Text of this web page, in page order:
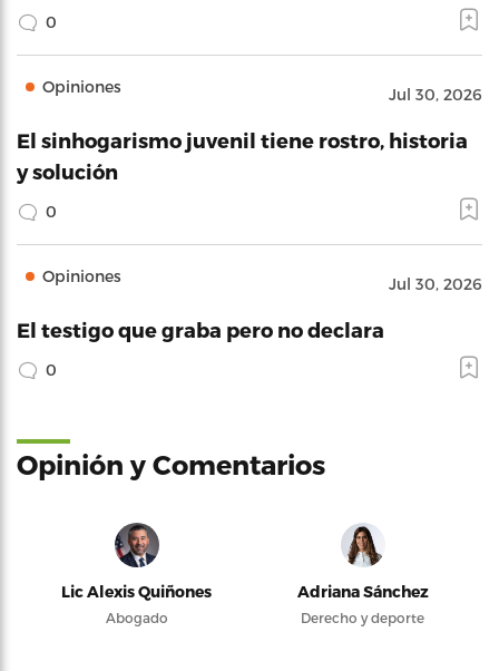
0
Opiniones Jul 30, 2026
El sinhogarismo juvenil tiene rostro, historia
y solución
0
Opiniones Jul 30, 2026
El testigo que graba pero no declara
0
Opinión y Comentarios
Lic Alexis Quiñones
Abogado
Adriana Sánchez
Derecho y deporte